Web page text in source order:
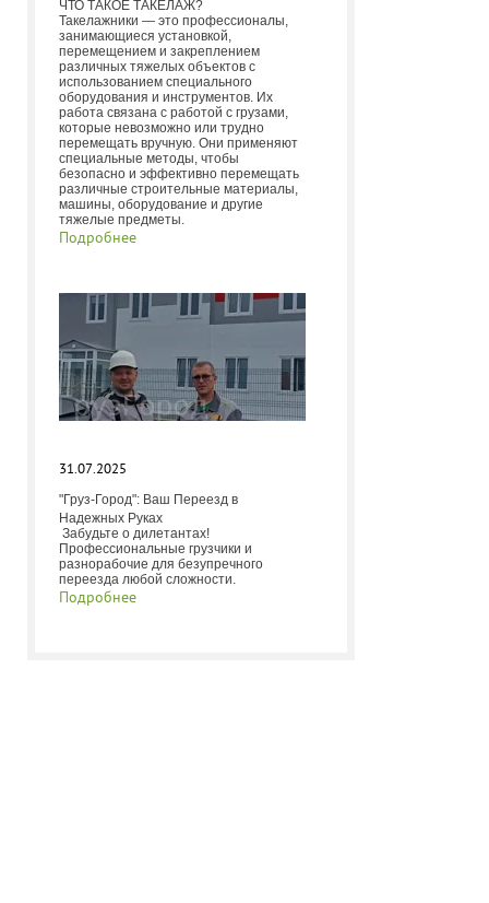
ЧТО ТАКОЕ ТАКЕЛАЖ?
Такелажники — это профессионалы,
занимающиеся установкой,
перемещением и закреплением
различных тяжелых объектов с
использованием специального
оборудования и инструментов. Их
работа связана с работой с грузами,
которые невозможно или трудно
перемещать вручную. Они применяют
специальные методы, чтобы
безопасно и эффективно перемещать
различные строительные материалы,
машины, оборудование и другие
тяжелые предметы.
Подробнее
31.07.2025
"Груз-Город": Ваш Переезд в
Надежных Руках
Забудьте о дилетантах!
Профессиональные грузчики и
разнорабочие для безупречного
переезда любой сложности.
Подробнее